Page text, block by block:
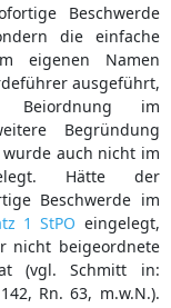
Beschwerde
die einfache
eigenen Namen
ausgeführt,
Beiordnung im
Begründung
wurde auch nicht im
Hätte der
Beschwerde im
1 StPO eingelegt,
nicht beigeordnete
(vgl. Schmitt in:
Rn. 63, m.w.N.).